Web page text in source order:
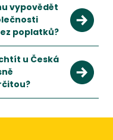
vypovědět
poplatků?
1.1.2022 jsou
u Česká
budete muset zaplatit